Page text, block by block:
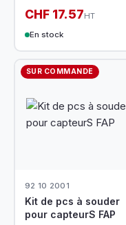
CHF 17.57HT
En stock
SUR COMMANDE
92 10 2001
Kit de pcs à souder
pour capteurS FAP